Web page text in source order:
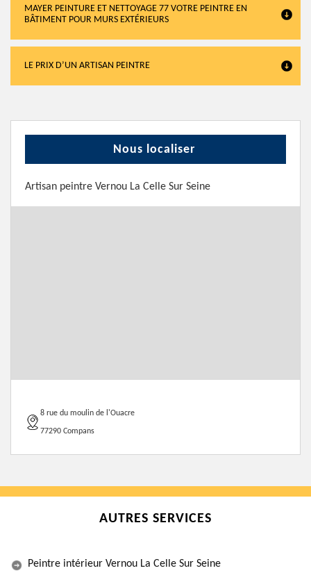
MAYER PEINTURE ET NETTOYAGE 77 VOTRE PEINTRE EN
BÂTIMENT POUR MURS EXTÉRIEURS
LE PRIX D’UN ARTISAN PEINTRE
Nous localiser
Artisan peintre Vernou La Celle Sur Seine
8 rue du moulin de l'Ouacre
77290 Compans
AUTRES SERVICES
Peintre intérieur Vernou La Celle Sur Seine